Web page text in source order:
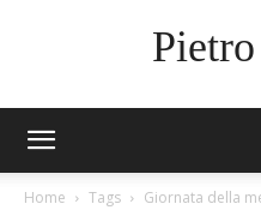
Home Tags Giornata della